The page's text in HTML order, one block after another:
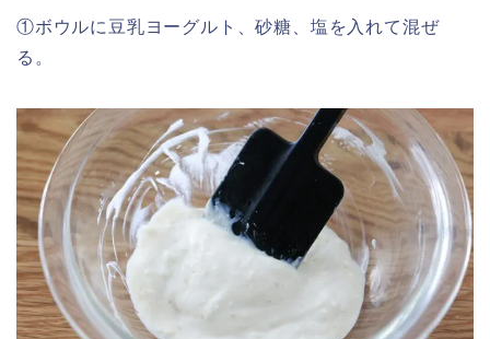
①ボウルに豆乳ヨーグルト、砂糖、塩を入れて混ぜ
る。